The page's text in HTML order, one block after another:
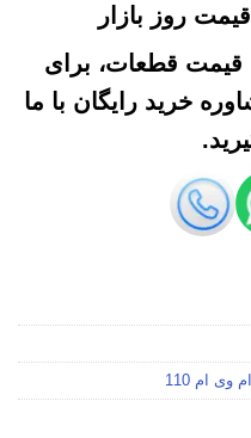
روز بازار
قیمت قطعات، برای
خرید رایگان با ما
ام 110